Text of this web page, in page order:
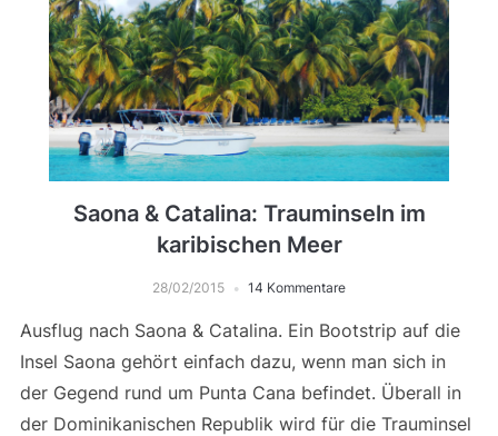
Saona & Catalina: Trauminseln im
karibischen Meer
28/02/2015 14 Kommentare
Ausflug nach Saona & Catalina. Ein Bootstrip auf die
Insel Saona gehört einfach dazu, wenn man sich in
der Gegend rund um Punta Cana befindet. Überall in
der Dominikanischen Republik wird für die Trauminsel